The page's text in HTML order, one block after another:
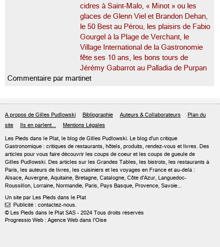
cidres à Saint-Malo, « Minot » ou les
glaces de Glenn Viel et Brandon Dehan,
le 50 Best au Pérou, les plaisirs de Fabio
Gourgel à la Plage de Verchant, le
Village International de la Gastronomie
fête ses 10 ans, les bons tours de
Jérémy Gabarrot au Palladia de Purpan
Commentaire par martinet
A propos de Gilles Pudlowski Bibliographie Auteurs & Collaborateurs
Plan du
site
Ils en parlent... Mentions Légales
Les Pieds dans le Plat, le blog de Gilles Pudlowski. Le blog d'un critique
Gastronomique : critiques de restaurants, hôtels, produits, rendez-vous et livres. Des
articles pour vous faire découvrir les coups de coeur et les coups de gueule de
Gilles Pudlowski. Des articles sur les Grandes Tables, les bistrots, les restaurants à
Paris, les auteurs de livres, les cuisiniers et les voyages en France et au-delà :
Alsace, Auvergne, Aquitaine, Bretagne, Catalogne, Côte d'Azur, Languedoc-
Roussillon, Lorraine, Normandie, Paris, Pays Basque, Provence, Savoie...
Un site par Les Pieds dans le Plat
 Publicité : contactez-nous.
© Les Pieds dans le Plat SAS - 2024 Tous droits réservés
Progressio Web : Agence Web dans l'Oise